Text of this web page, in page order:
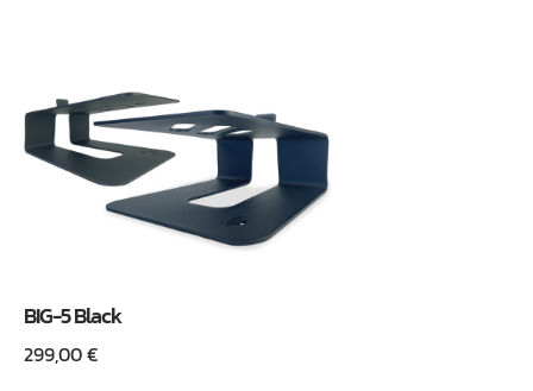
BIG-5 Black
299,00€